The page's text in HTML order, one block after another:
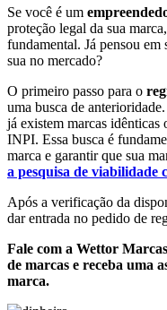
Se você é um
proteção legal da sua
fundamental. Já pensou
sua no mercado?
O primeiro passo para o
uma busca de
já existem marcas idênticas
INPI. Essa busca é
marca e garantir que sua
a pesquisa de viabilidade
Após a verificação da
dar entrada no pedido de
Fale com a Wettor
de marcas e receba uma
marca.